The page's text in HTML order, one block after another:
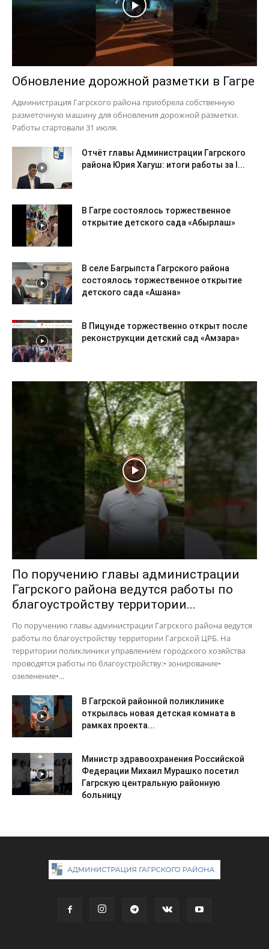
Обновление дорожной разметки в Гагре
Администрация Гагрского района приобрела собственную
разметочную машину для обновления дорожной разметки.
Работы стартовали 31 июля.
Отчёт главы Администрации Гагрского
района Юрия Хагуш: итоги работы за I...
В Гагре состоялось торжественное
открытие детского сада «Абырлаш»
В селе Багрыпста Гагрского района
состоялось торжественное открытие
детского сада «Ашана»
В Пицунде торжественно открыт после
реконструкции детский сад «Амзара»
По поручению главы администрации
Гагрского района ведутся работы по
благоустройству территории...
По поручению главы администрации Гагрского района ведутся
работы по благоустройству территории Гагрской ЦРБ. На
территории поликлиники управлением городского хозяйства
проводятся работы по благоустройству:• зонирование•
озеленение•...
В Гагрской районной поликлинике
открылась новая детская комната в
рамках проекта...
Министр здравоохранения Российской
Федерации Михаил Мурашко посетил
Гагрскую центральную районную
больницу